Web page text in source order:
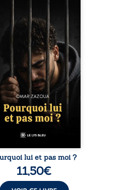
lui et pas moi ?
le parcours de l’auteur
par les mauvais choix,
et l’épreuve de
Mais il dévoile
les espoirs qui lui
de ne pas renoncer.
d’une histoire
ce témoignage
le destin, la
la résilience et
de se
malgré les
obstacles. Un ouvrage ...
lui et pas moi ?
11,50€